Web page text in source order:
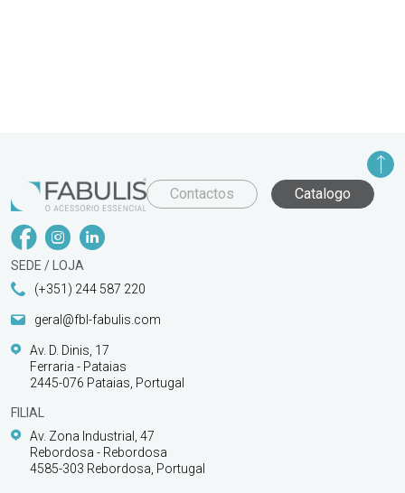
Contactos Catalogo
SEDE / LOJA
(+351) 244 587 220
geral@fbl-fabulis.com
Av. D. Dinis, 17
Ferraria - Pataias
2445-076 Pataias, Portugal
FILIAL
Av. Zona Industrial, 47
Rebordosa - Rebordosa
4585-303 Rebordosa, Portugal